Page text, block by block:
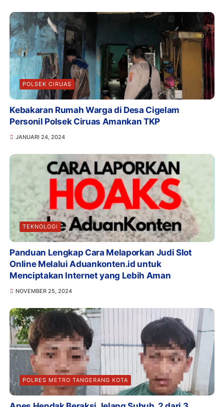
POLSEK CIRUAS
Kebakaran Rumah Warga di Desa Cigelam
Personil Polsek Ciruas Amankan TKP
JANUARI 24, 2024
TEKNOLOGI
Panduan Lengkap Cara Melaporkan Judi Slot
Online Melalui Aduankonten.id untuk
Menciptakan Internet yang Lebih Aman
NOVEMBER 25, 2024
POLRES METRO TANGERANG KOTA